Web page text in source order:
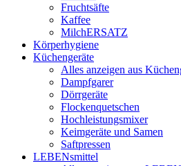
Fruchtsäfte
Kaffee
MilchERSATZ
Körperhygiene
Küchengeräte
Alles anzeigen aus
Dampfgarer
Dörrgeräte
Flockenquetschen
Hochleistungsmixer
Keimgeräte und Samen
Saftpressen
LEBENsmittel